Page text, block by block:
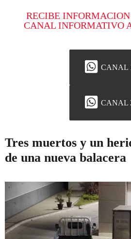
RECIBE
CANAL INFORMATIVO
CANAL
CANAL
Tres muertos y un
de una nueva balacera